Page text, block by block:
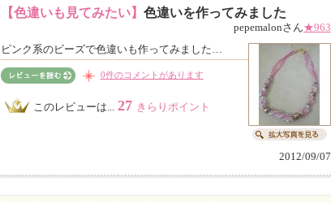
【色違いも見てみたい】 色違いを作ってみました
pepemalonさん★963
ピンク系のビーズで色違いも作ってみました…
0件のコメントがあります
このレビューは... 27 きらりポイント
2012/09/07